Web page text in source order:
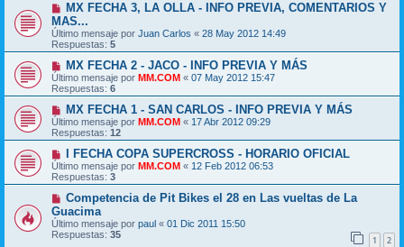
MX FECHA 3, LA OLLA - INFO PREVIA, COMENTARIOS Y
MAS...
Último mensaje por Juan Carlos « 28 May 2012 14:49
Respuestas: 5
MX FECHA 2 - JACO - INFO PREVIA Y MÁS
Último mensaje por MM.COM « 07 May 2012 15:47
Respuestas: 6
MX FECHA 1 - SAN CARLOS - INFO PREVIA Y MÁS
Último mensaje por MM.COM « 17 Abr 2012 09:29
Respuestas: 12
I FECHA COPA SUPERCROSS - HORARIO OFICIAL
Último mensaje por MM.COM « 12 Feb 2012 06:53
Respuestas: 3
Competencia de Pit Bikes el 28 en Las vueltas de La
Guacima
Último mensaje por paul « 01 Dic 2011 15:50
Respuestas: 35 1 2